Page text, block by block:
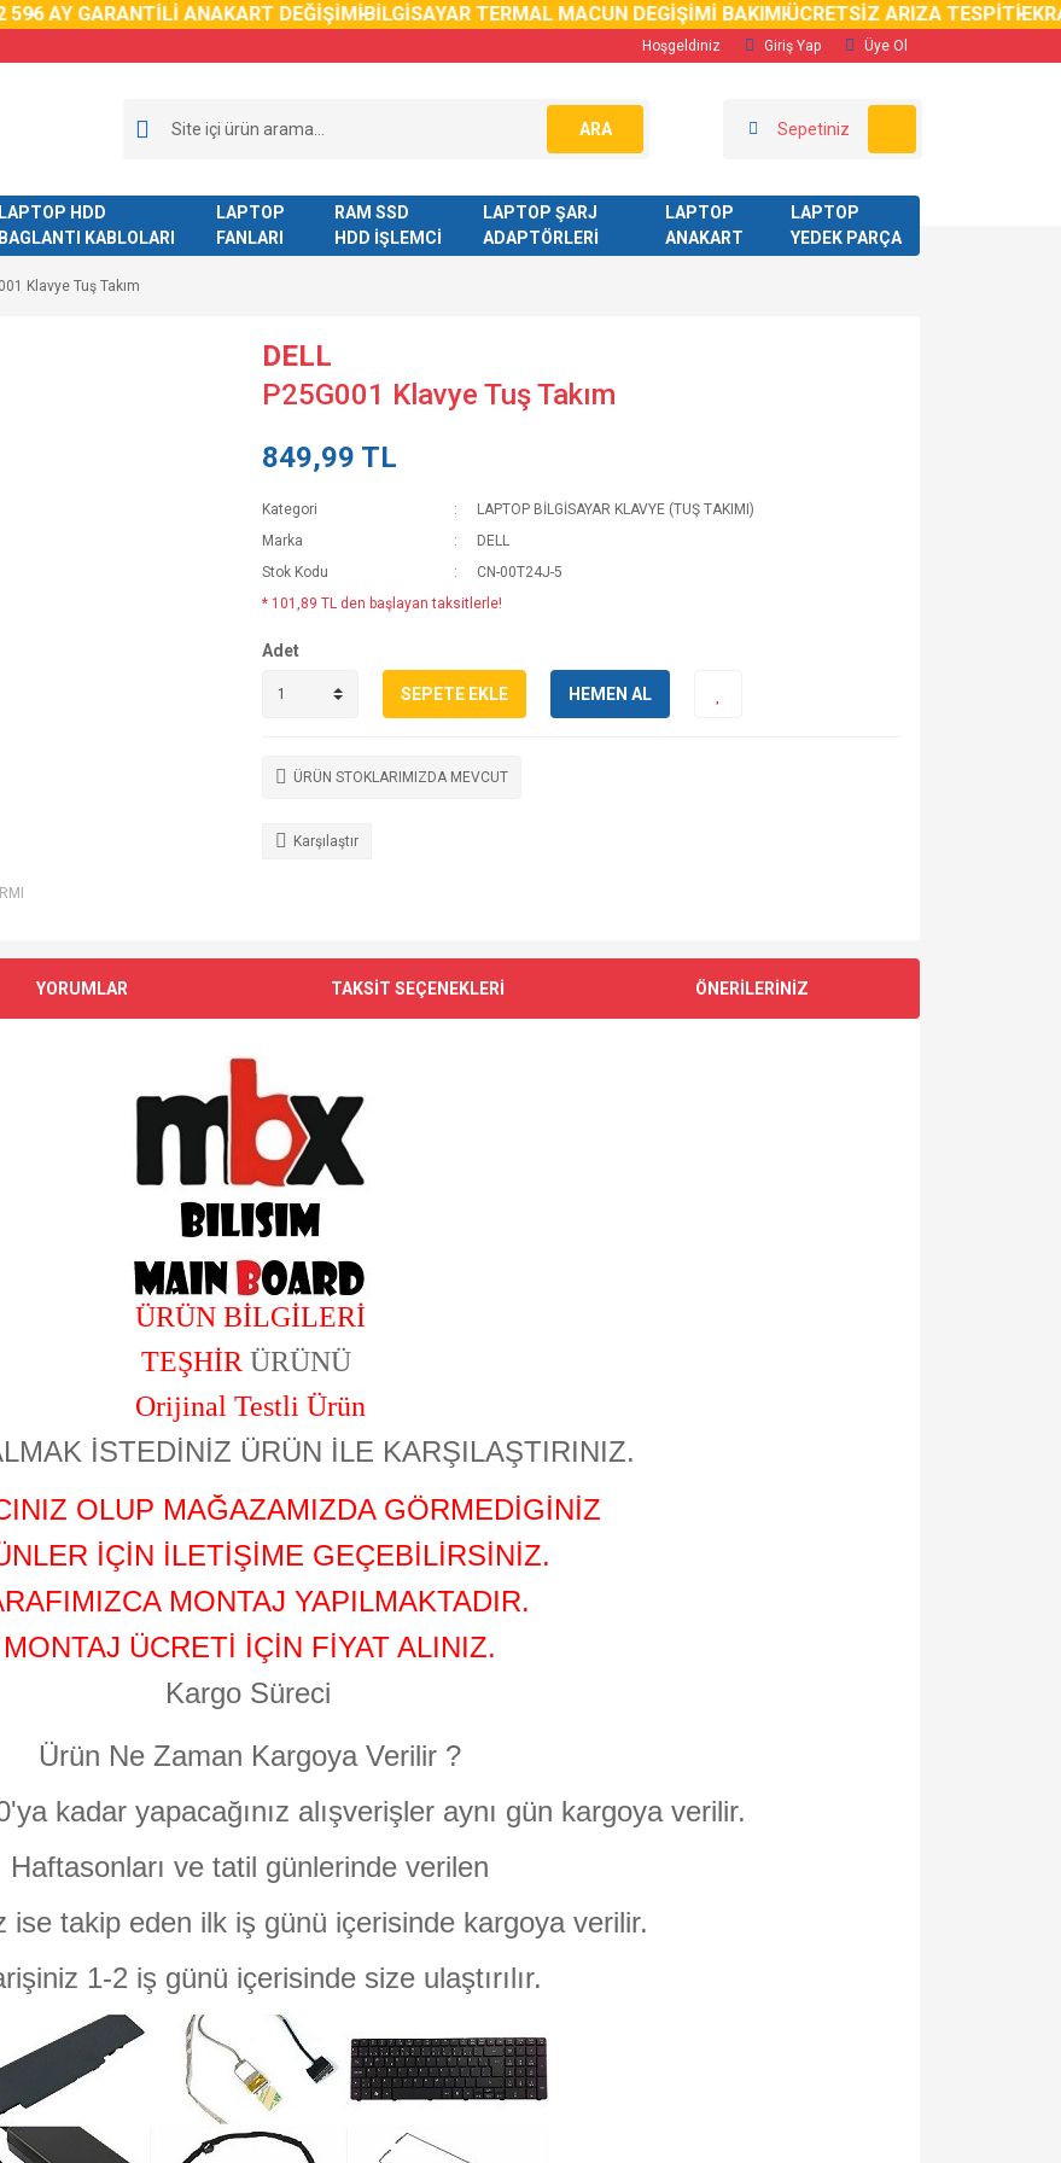
6 AY GARANTİLİ ANAKART DEĞİŞİMİBİLGİSAYAR TERMAL MACUN DEGİŞİMİ BAKIMIÜCRETSİZ ARIZA TESPİTİ
Hoşgeldiniz Giriş Yap Üye Ol
ARA Sepetiniz
LAPTOP HDD
BAGLANTI KABLOLARI
LAPTOP
FANLARI
RAM SSD
HDD İŞLEMCİ
LAPTOP ŞARJ
ADAPTÖRLERİ
LAPTOP
ANAKART
LAPTOP
YEDEK PARÇA
Klavye Tuş Takım
DELL
P25G001 Klavye Tuş Takım
849,99 TL
Kategori
LAPTOP BİLGİSAYAR KLAVYE (TUŞ TAKIMI)
Marka
DELL
Stok Kodu
CN-00T24J-5
* 101,89 TL den başlayan taksitlerle!
Adet
SEPETE EKLE HEMEN AL
ÜRÜN STOKLARIMIZDA MEVCUT
Karşılaştır
YORUMLAR TAKSİT SEÇENEKLERİ ÖNERİLERİNİZ
ÜRÜN BİLGİLERİ
TEŞHİR ÜRÜNÜ
Orijinal Testli Ürün
İSTEDİNİZ ÜRÜN İLE KARŞILAŞTIRINIZ.
OLUP MAĞAZAMIZDA GÖRMEDİGİNİZ
İÇİN İLETİŞİME GEÇEBİLİRSİNİZ.
MONTAJ YAPILMAKTADIR.
MONTAJ ÜCRETİ İÇİN FİYAT ALINIZ.
Kargo Süreci
Ürün Ne Zaman Kargoya Verilir ?
kadar yapacağınız alışverişler aynı gün kargoya verilir.
Haftasonları ve tatil günlerinde verilen
ise takip eden ilk iş günü içerisinde kargoya verilir.
1-2 iş günü içerisinde size ulaştırılır.